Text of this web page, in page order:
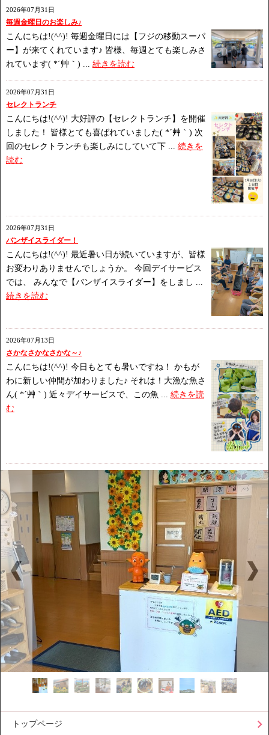
2026年07月31日
毎週金曜日のお楽しみ♪
こんにちは!(^^)! 毎週金曜日には【フジの移動スーパ
ー】が来てくれています♪ 皆様、毎週とても楽しみさ
れています( *´艸｀) ... 続きを読む
2026年07月31日
セレクトランチ
こんにちは!(^^)! 大好評の【セレクトランチ】を開催
しました！ 皆様とても喜ばれていました( *´艸｀) 次
回のセレクトランチも楽しみにしていて下 ... 続きを
読む
2026年07月31日
バンザイスライダー！
こんにちは!(^^)! 最近暑い日が続いていますが、皆様
お変わりありませんでしょうか。 今回デイサービス
では、 みんなで【バンザイスライダー】をしまし ...
続きを読む
2026年07月13日
さかなさかなさかな～♪
こんにちは!(^^)! 今日もとても暑いですね！ かもが
わに新しい仲間が加わりました♪ それは！大漁な魚さ
ん( *´艸｀) 近々デイサービスで、この魚 ... 続きを読
む
トップページ